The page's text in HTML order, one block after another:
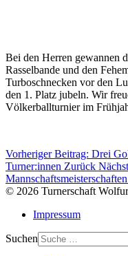
Bei den Herren gewannen
Rasselbande und den
Turboschnecken vor den
den 1. Platz jubeln. Wir
Völkerballturnier im
Vorheriger Beitrag: Drei
Turner:innen Zurück
© 2026 Turnerschaft
Impressum
Suchen